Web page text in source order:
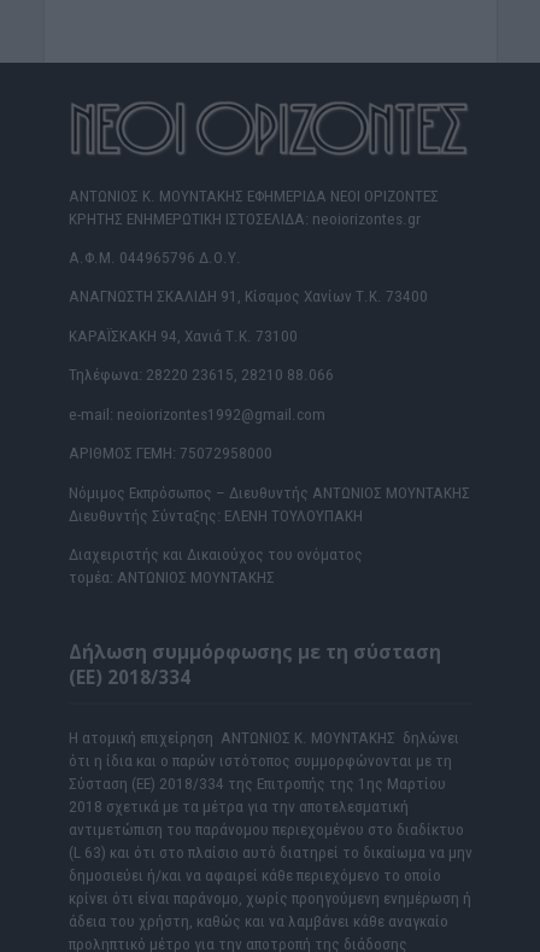
ΑΝΤΩΝΙΟΣ Κ. ΜΟΥΝΤΑΚΗΣ ΕΦΗΜΕΡΙΔΑ ΝΕΟΙ ΟΡΙΖΟΝΤΕΣ
ΚΡΗΤΗΣ ΕΝΗΜΕΡΩΤΙΚΗ ΙΣΤΟΣΕΛΙΔΑ: neoiorizontes.gr
Α.Φ.Μ. 044965796 Δ.Ο.Υ.
ΑΝΑΓΝΩΣΤΗ ΣΚΑΛΙΔΗ 91, Κίσαμος Χανίων Τ.Κ. 73400
ΚΑΡΑΪΣΚΑΚΗ 94, Χανιά Τ.Κ. 73100
Τηλέφωνα: 28220 23615, 28210 88.066
e-mail: neoiorizontes1992@gmail.com
ΑΡΙΘΜΟΣ ΓΕΜΗ: 75072958000
Νόμιμος Εκπρόσωπος – Διευθυντής ΑΝΤΩΝΙΟΣ ΜΟΥΝΤΑΚΗΣ
Διευθυντής Σύνταξης: ΕΛΕΝΗ ΤΟΥΛΟΥΠΑΚΗ
Διαχειριστής και Δικαιούχος του ονόματος
τομέα: ΑΝΤΩΝΙΟΣ ΜΟΥΝΤΑΚΗΣ
Δήλωση συμμόρφωσης με τη σύσταση
(ΕΕ) 2018/334
Η ατομική επιχείρηση ΑΝΤΩΝΙΟΣ Κ. ΜΟΥΝΤΑΚΗΣ δηλώνει
ότι η ίδια και ο παρών ιστότοπος συμμορφώνονται με τη
Σύσταση (ΕΕ) 2018/334 της Επιτροπής της 1ης Μαρτίου
2018 σχετικά με τα μέτρα για την αποτελεσματική
αντιμετώπιση του παράνομου περιεχομένου στο διαδίκτυο
(L 63) και ότι στο πλαίσιο αυτό διατηρεί το δικαίωμα να μην
δημοσιεύει ή/και να αφαιρεί κάθε περιεχόμενο το οποίο
κρίνει ότι είναι παράνομο, χωρίς προηγούμενη ενημέρωση ή
άδεια του χρήστη, καθώς και να λαμβάνει κάθε αναγκαίο
προληπτικό μέτρο για την αποτροπή της διάδοσης